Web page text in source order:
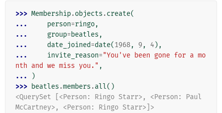
>>> Membership.objects .create(
...
person=ringo,
...
group=beatles ,
...
date_joined=date(1968, 9, 4),
...
invite_reason="You've been gone for a mo
nth and we miss you." ,
...
)
>>> beatles .members .all()
<QuerySet [<Person: Ringo Starr>, <Person: Paul
McCartney>, <Person: Ringo Starr>]>